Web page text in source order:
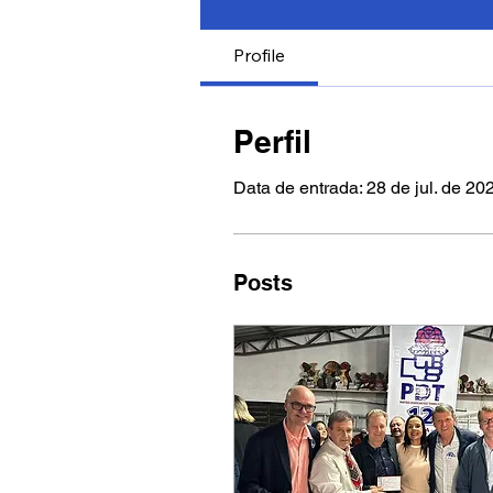
Profile
Perfil
Data de entrada: 28 de jul. de
Posts